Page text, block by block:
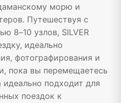
морю и
Путешествуя с
8–10 узлов, SILVER
идеально
фотографирования и
пока вы перемещаетесь
подходит для
поездок к